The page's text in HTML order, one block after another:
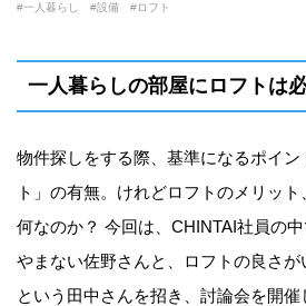
一人暮らし 設備 ロフト
一人暮らしの部屋にロフトは
物件探しをする際、基準になるポイン
ト」の有無。けれどロフトのメリッ
何なのか？ 今回は、CHINTAI社員の
やまない佐野さんと、ロフトの良さ
という田中さんを招き、討論会を開催